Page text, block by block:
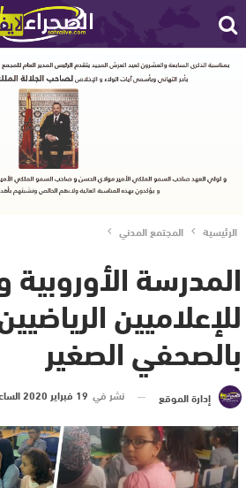
الرئيسية المجتمع المدني
المدرسة الأوروبية
للإعلاميين
بالصحفي الصغير
إدارة الموقع نشر في 19 فبراير 2020 الساعة 9 و 26 دقيقة